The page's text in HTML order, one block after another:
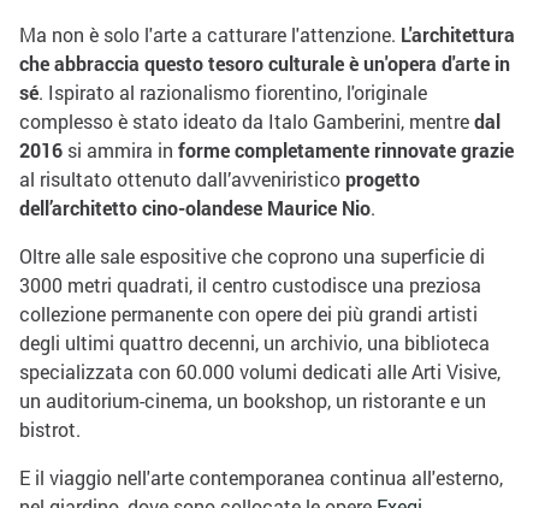
Ma non è solo l'arte a catturare l'attenzione. L'architettura
che abbraccia questo tesoro culturale è un'opera d'arte in
sé. Ispirato al razionalismo fiorentino, l'originale
complesso è stato ideato da Italo Gamberini, mentredal
2016 si ammira in forme completamente rinnovategrazie
al risultato ottenuto dall’avveniristicoprogetto
dell’architetto cino-olandese Maurice Nio.
Oltre alle sale espositive che coprono una superficie di
3000 metri quadrati, il centro custodisce una preziosa
collezione permanente con opere dei più grandi artisti
degli ultimi quattro decenni, un archivio, una biblioteca
specializzata con 60.000 volumi dedicati alle Arti Visive,
un auditorium-cinema, un bookshop, un ristorante e un
bistrot.
E il viaggio nell'arte contemporanea continua all'esterno,